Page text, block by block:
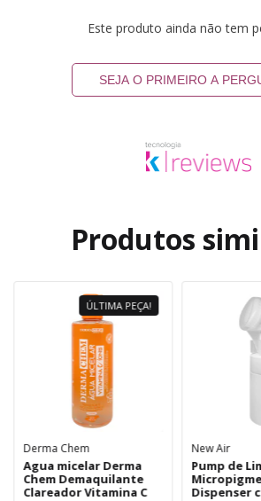
Este produto ainda não tem
SEJA O PRIMEIRO A
Produtos
ÚLTIMA PEÇA!
Derma Chem
Agua micelar Derma
Chem Demaquilante
Clareador Vitamina C
New Air
Pump de
Dispenser